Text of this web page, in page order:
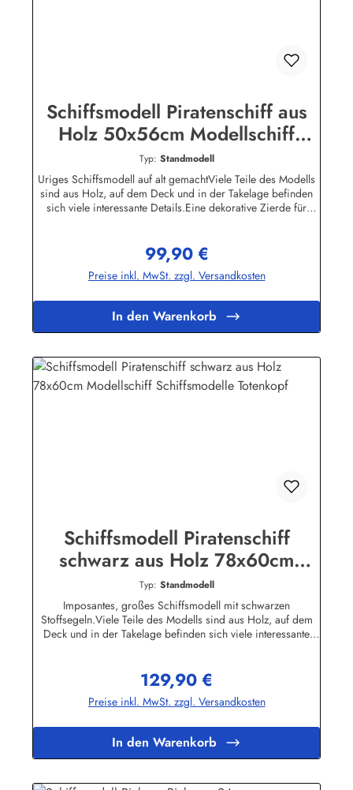
Schiffsmodell Piratenschiff aus
Holz 50x56cm Modellschiff
Schiffsmodelle
Typ: Standmodell
Uriges Schiffsmodell auf alt gemachtViele Teile des Modells
sind aus Holz, auf dem Deck und in der Takelage befinden
sich viele interessante Details.Eine dekorative Zierde für
cm (Höhe/Länge)
Regulärer Preis:
99,90 €
Preise inkl. MwSt. zzgl. Versandkosten
In den Warenkorb
Schiffsmodell Piratenschiff
schwarz aus Holz 78x60cm
Modellschiff Schiffsmodelle
Totenkopf
Typ: Standmodell
Imposantes, großes Schiffsmodell mit schwarzen
Stoffsegeln.Viele Teile des Modells sind aus Holz, auf dem
Deck und in der Takelage befinden sich viele interessante
nicht schwimmfähig ist.Ca. 60 x 78 cm (Höhe/Länge)
Regulärer Preis:
129,90 €
Preise inkl. MwSt. zzgl. Versandkosten
In den Warenkorb